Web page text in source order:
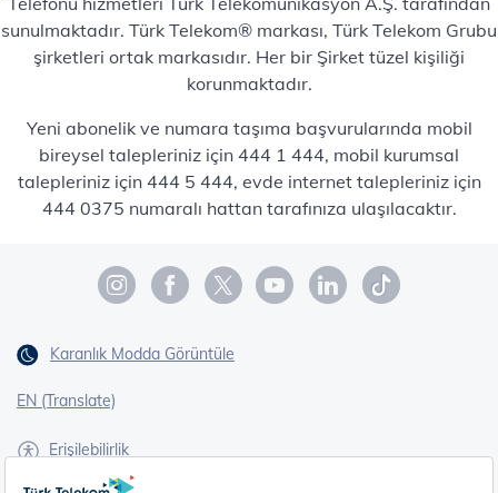
sunulmaktadır. Türk Telekom® markası, Türk Telekom Grubu
şirketleri ortak markasıdır. Her bir Şirket tüzel kişiliği
korunmaktadır.
Yeni abonelik ve numara taşıma başvurularında mobil
bireysel talepleriniz için 444 1 444, mobil kurumsal
talepleriniz için 444 5 444, evde internet talepleriniz için
444 0375 numaralı hattan tarafınıza ulaşılacaktır.
Karanlık Modda Görüntüle
EN (Translate)
Erişilebilirlik